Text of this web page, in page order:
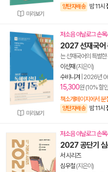
미리보기
양탄자배송 밤 11시
미리보기
저소음 아날로그 손
2027 선재국어
는 선재국어의 특별
이선재 (지은이)
수비니겨 2026년
15,300원 (10% 할
책소개페이지에서 분
양탄자배송 밤 11시
저소음 아날로그 손
2027 공단기 심
서 시리즈
심우철 (지은이)